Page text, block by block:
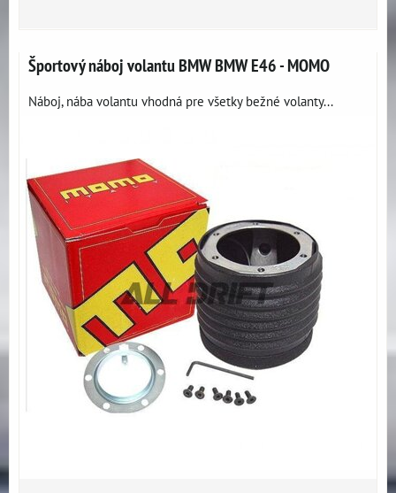
Športový náboj volantu BMW BMW E46 - MOMO
Náboj, nába volantu vhodná pre všetky bežné volanty...